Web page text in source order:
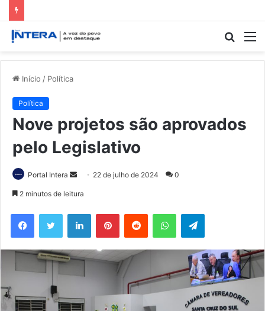
Início / Política
Política
Nove projetos são aprovados
pelo Legislativo
Portal Intera
Mande
mail
22 de julho de 2024 0
2 minutos de leitura
FacebookTwitter LinkedinPinterestReddit WhatsAppTelegram